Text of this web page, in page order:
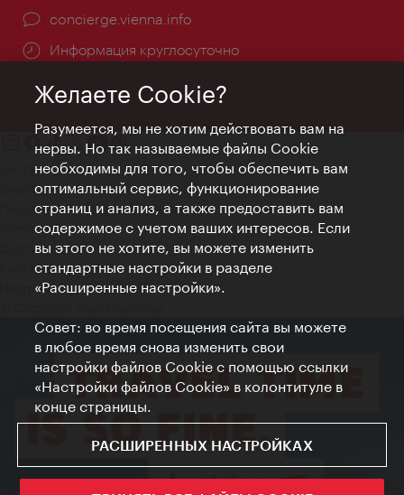
concierge.vienna.info
Информация круглосуточно
Контакт
Credits
Положение о конфиденциальности
Terms of Use
Доступность
Контакты для прессы
Настройки файлов Cookie
Желаете Cookie?
Разумеется, мы не хотим действовать вам на
нервы. Но так называемые файлы Cookie
необходимы для того, чтобы обеспечить вам
оптимальный сервис, функционирование
страниц и анализ, а также предоставить вам
содержимое с учетом ваших интересов. Если
вы этого не хотите, вы можете изменить
стандартные настройки в разделе
«Расширенные настройки».
Совет: во время посещения сайта вы можете
в любое время снова изменить свои
настройки файлов Cookie с помощью ссылки
«Настройки файлов Cookie» в колонтитуле в
конце страницы.
РАСШИРЕННЫХ НАСТРОЙКАХ